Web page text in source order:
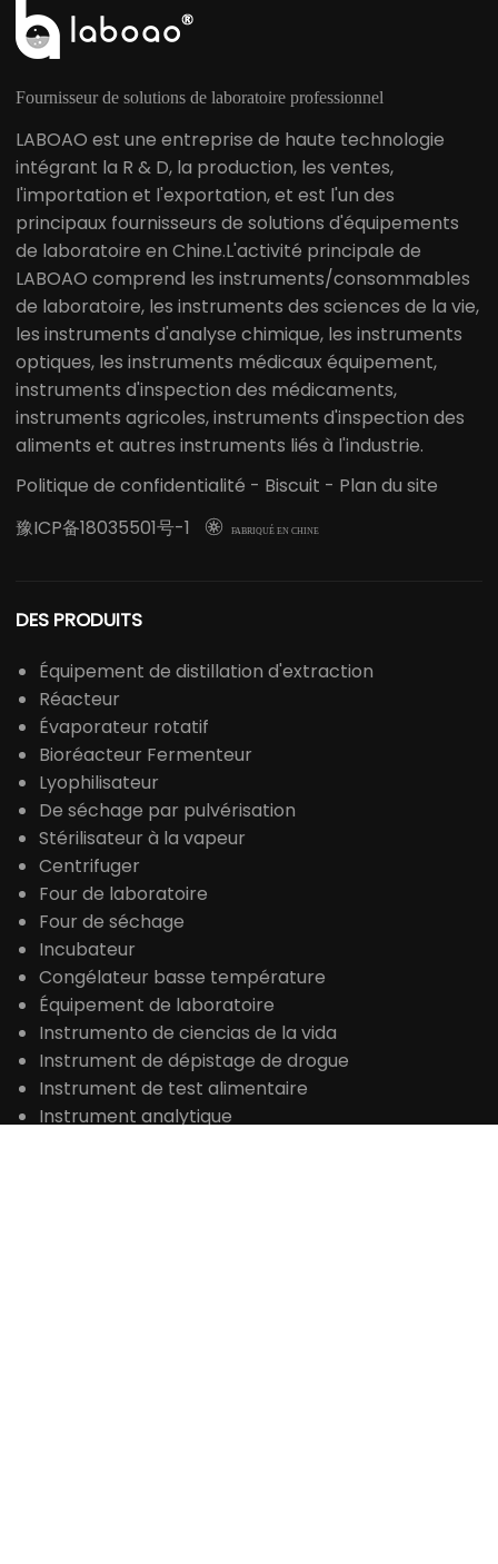
Fournisseur de solutions de laboratoire professionnel
LABOAO est une entreprise de haute technologie
intégrant la R & D, la production, les ventes,
l'importation et l'exportation, et est l'un des
principaux fournisseurs de solutions d'équipements
de laboratoire en Chine.L'activité principale de
LABOAO comprend les instruments/consommables
de laboratoire, les instruments des sciences de la vie,
les instruments d'analyse chimique, les instruments
optiques, les instruments médicaux équipement,
instruments d'inspection des médicaments,
instruments agricoles, instruments d'inspection des
aliments et autres instruments liés à l'industrie.
Politique de confidentialité - Biscuit - Plan du site
豫ICP备18035501号-1
 FABRIQUÉ EN CHINE
DES PRODUITS
Équipement de distillation d'extraction
Réacteur
Évaporateur rotatif
Bioréacteur Fermenteur
Lyophilisateur
De séchage par pulvérisation
Stérilisateur à la vapeur
Centrifuger
Four de laboratoire
Four de séchage
Incubateur
Congélateur basse température
Équipement de laboratoire
Instrumento de ciencias de la vida
Instrument de dépistage de drogue
Instrument de test alimentaire
Instrument analytique